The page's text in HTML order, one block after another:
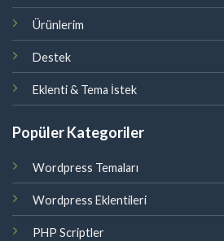
Ürünlerim
Destek
Eklenti & Tema İstek
Popüler Kategoriler
Wordpress Temaları
Wordpress Eklentileri
PHP Scriptler